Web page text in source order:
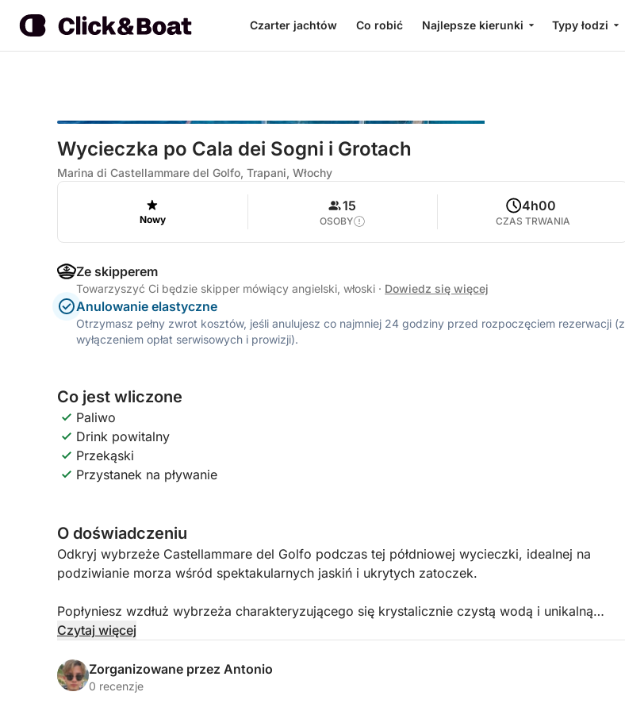
Czarter jachtów Co robić Najlepsze kierunki Typy łodzi
Wycieczka po Cala dei Sogni i Grotach
Marina di Castellammare del Golfo, Trapani, Włochy
Nowy
15
OSOBY
4h00
CZAS TRWANIA
Ze skipperem
Towarzyszyć Ci będzie skipper mówiący angielski, włoski · Dowiedz się więcej
Anulowanie elastyczne
Otrzymasz pełny zwrot kosztów, jeśli anulujesz co najmniej 24 godziny przed rozpoczęciem rezerwacji (z
wyłączeniem opłat serwisowych i prowizji).
Co jest wliczone
Paliwo
Drink powitalny
Przekąski
Przystanek na pływanie
O doświadczeniu
Odkryj wybrzeże Castellammare del Golfo podczas tej półdniowej wycieczki, idealnej na
podziwianie morza wśród spektakularnych jaskiń i ukrytych zatoczek.
Popłyniesz wzdłuż wybrzeża charakteryzującego się krystalicznie czystą wodą i unikalną
naturalną scenerią, z pierwszym przystankiem w sugestywnych jaskiniach Vucciria, gdzie gra
Sogni, spokojnej zatoki idealnej do pływania i relaksu z dala od tłumów.
Czytaj więcej
Zorganizowane przez Antonio
0 recenzje